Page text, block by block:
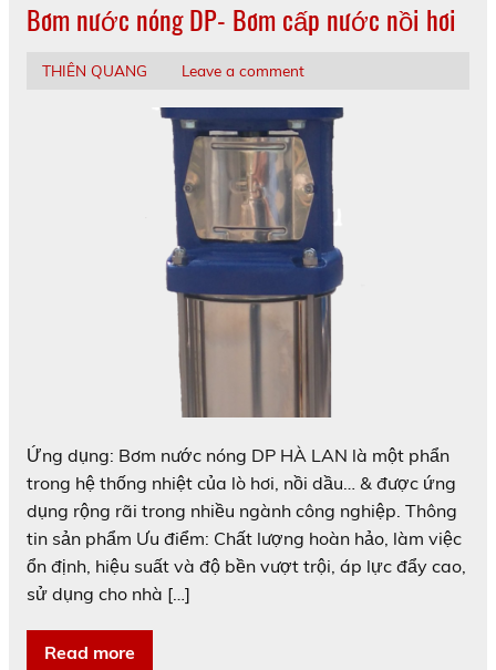
Bơm nước nóng DP- Bơm cấp nước nồi hơi
THIÊN QUANG Leave a comment
Ứng dụng: Bơm nước nóng DP HÀ LAN là một phẩn
trong hệ thống nhiệt của lò hơi, nồi dầu… & được ứng
dụng rộng rãi trong nhiều ngành công nghiệp. Thông
tin sản phẩm Ưu điểm: Chất lượng hoàn hảo, làm việc
ổn định, hiệu suất và độ bền vượt trội, áp lực đẩy cao,
sử dụng cho nhà […]
Read more